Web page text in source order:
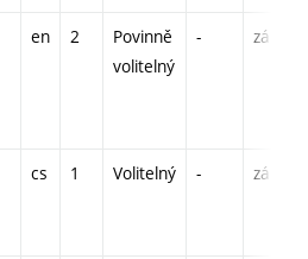
en 2
Povinně
volitelný
- zá
cs 1 Volitelný - zá